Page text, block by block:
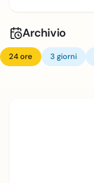
Archivio
24 ore 3 giorni